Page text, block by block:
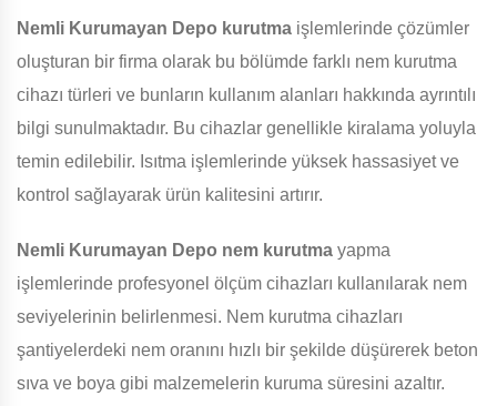
Nemli Kurumayan Depo kurutma işlemlerinde çözümler
oluşturan bir firma olarak bu bölümde farklı nem kurutma
cihazı türleri ve bunların kullanım alanları hakkında ayrıntılı
bilgi sunulmaktadır. Bu cihazlar genellikle kiralama yoluyla
temin edilebilir. Isıtma işlemlerinde yüksek hassasiyet ve
kontrol sağlayarak ürün kalitesini artırır.
Nemli Kurumayan Depo nem kurutma yapma
işlemlerinde profesyonel ölçüm cihazları kullanılarak nem
seviyelerinin belirlenmesi. Nem kurutma cihazları
şantiyelerdeki nem oranını hızlı bir şekilde düşürerek beton
sıva ve boya gibi malzemelerin kuruma süresini azaltır.